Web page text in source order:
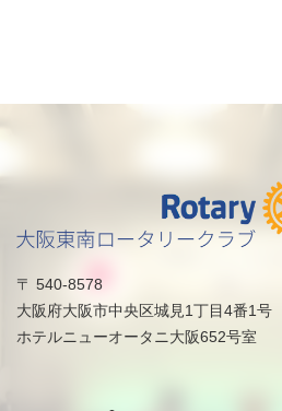
〒 540-8578
大阪府大阪市中央区城見1丁目4番1号
ホテルニューオータニ大阪652号室